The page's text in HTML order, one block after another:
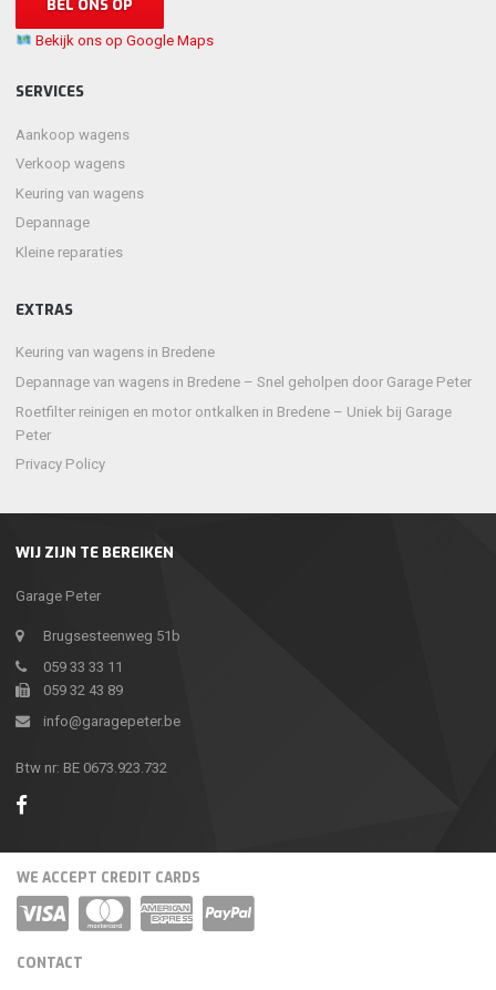
WIJ ZIJN TE BEREIKEN
Garage Peter
Brugsesteenweg 51b
059 33 33 11
059 32 43 89
info@garagepeter.be
Btw nr: BE 0673.923.732
BEL ONS OP
Bekijk ons op Google Maps
SERVICES
Aankoop wagens
Verkoop wagens
Keuring van wagens
Depannage
Kleine reparaties
EXTRAS
Keuring van wagens in Bredene
Depannage van wagens in Bredene – Snel geholpen door Garage Peter
Roetfilter reinigen en motor ontkalken in Bredene – Uniek bij Garage
Peter
Privacy Policy
WE ACCEPT CREDIT CARDS
CONTACT